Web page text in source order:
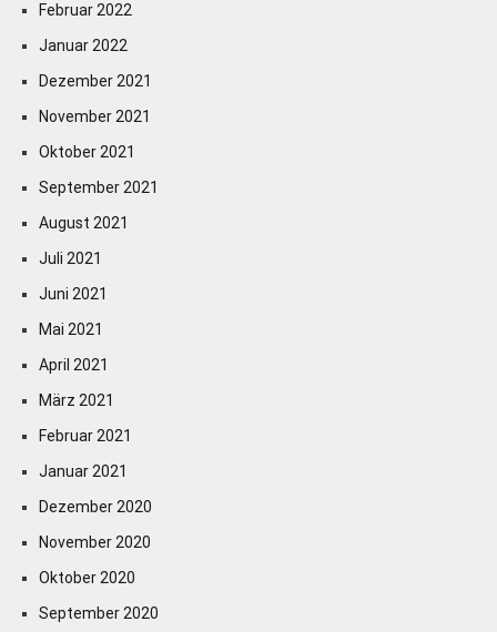
Februar 2022
Januar 2022
Dezember 2021
November 2021
Oktober 2021
September 2021
August 2021
Juli 2021
Juni 2021
Mai 2021
April 2021
März 2021
Februar 2021
Januar 2021
Dezember 2020
November 2020
Oktober 2020
September 2020